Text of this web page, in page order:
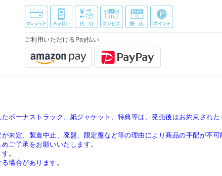
ご利用いただけるPay払い
ボーナストラック、紙ジャケット、特典等は、発売後はお約束され
未定、製造中止、廃盤、限定盤など等の理由により商品の手配が不
ご了承をお願いいたします。
。
場合があります。